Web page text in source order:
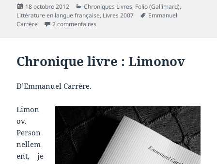
Publié
le
18 octobre 2012 Catégories
Chroniques Livres, Folio (Gallimard),
Littérature en langue française, Livres 2007
Mots-
Emmanuel
Carrère
2 commentaires
Chronique livre : Limonov
D’Emmanuel Carrère.
Limon
ov.
Person
nellem
ent, je